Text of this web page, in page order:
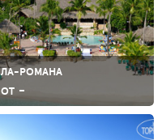
ЛА-РОМАНА
ОТ -